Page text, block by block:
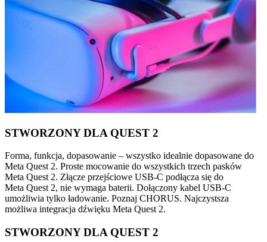
STWORZONY DLA QUEST 2
Forma, funkcja, dopasowanie – wszystko idealnie dopasowane do
Meta Quest 2. Proste mocowanie do wszystkich trzech pasków
Meta Quest 2. Złącze przejściowe USB-C podłącza się do
Meta Quest 2, nie wymaga baterii. Dołączony kabel USB-C
umożliwia tylko ładowanie. Poznaj CHORUS. Najczystsza
możliwa integracja dźwięku Meta Quest 2.
STWORZONY DLA QUEST 2